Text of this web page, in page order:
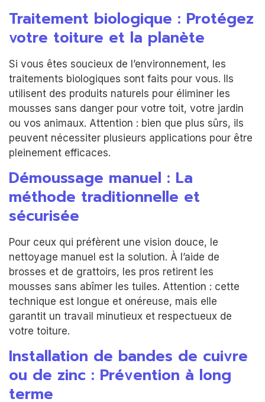
Traitement biologique : Protégez
votre toiture et la planète
Si vous êtes soucieux de l’environnement, les
traitements biologiques sont faits pour vous. Ils
utilisent des produits naturels pour éliminer les
mousses sans danger pour votre toit, votre jardin
ou vos animaux. Attention : bien que plus sûrs, ils
peuvent nécessiter plusieurs applications pour être
pleinement efficaces.
Démoussage manuel : La
méthode traditionnelle et
sécurisée
Pour ceux qui préfèrent une vision douce, le
nettoyage manuel est la solution. À l’aide de
brosses et de grattoirs, les pros retirent les
mousses sans abîmer les tuiles. Attention : cette
technique est longue et onéreuse, mais elle
garantit un travail minutieux et respectueux de
votre toiture.
Installation de bandes de cuivre
ou de zinc : Prévention à long
terme